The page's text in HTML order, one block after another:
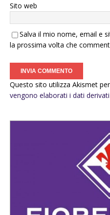
Sito web
Salva il mio nome, email e
la prossima volta che
Questo sito utilizza Akismet
vengono elaborati i dati